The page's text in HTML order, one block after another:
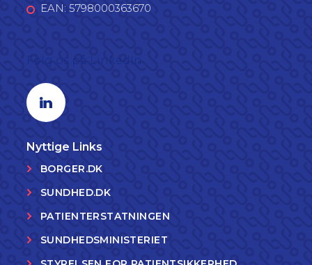
EAN: 5798000363670
Linkedin profil
Nyttige Links
BORGER.DK
SUNDHED.DK
PATIENTERSTATNINGEN
SUNDHEDSMINISTERIET